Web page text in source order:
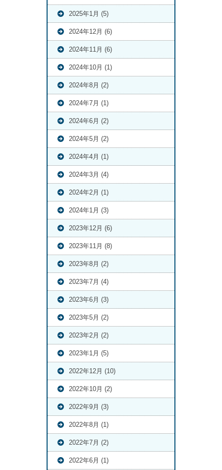
2025年1月 (5)
2024年12月 (6)
2024年11月 (6)
2024年10月 (1)
2024年8月 (2)
2024年7月 (1)
2024年6月 (2)
2024年5月 (2)
2024年4月 (1)
2024年3月 (4)
2024年2月 (1)
2024年1月 (3)
2023年12月 (6)
2023年11月 (8)
2023年8月 (2)
2023年7月 (4)
2023年6月 (3)
2023年5月 (2)
2023年2月 (2)
2023年1月 (5)
2022年12月 (10)
2022年10月 (2)
2022年9月 (3)
2022年8月 (1)
2022年7月 (2)
2022年6月 (1)